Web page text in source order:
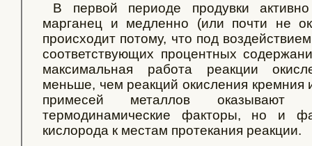
В первой периоде продувки
марганец и медленно (или почти не
происходит потому, что под
соответствующих процентных
максимальная работа реакции
меньше, чем реакций окисления кремния
примесей металлов
термодинамические факторы, но и
кислорода к местам протекания реакции.